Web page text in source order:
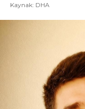
Kaynak: DHA